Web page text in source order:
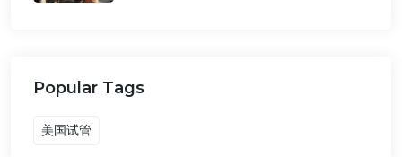
Popular Tags
美国试管